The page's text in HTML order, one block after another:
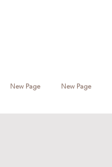
New Page New Page